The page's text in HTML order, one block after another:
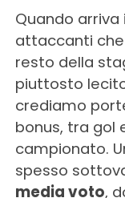
Quando
attaccanti
resto della
piuttosto
crediamo
bonus, tra gol
campionato.
spesso
media voto,